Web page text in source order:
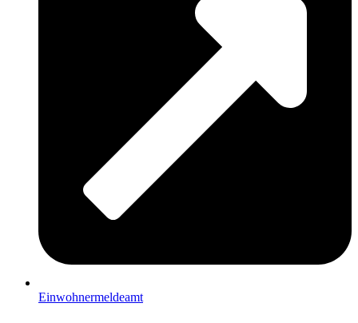
Einwohnermeldeamt